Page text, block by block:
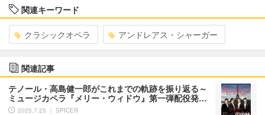
関連キーワード
クラシックオペラ アンドレアス・シャーガー
関連記事
テノール・高島健一郎がこれまでの軌跡を振り返る～
ミュージカペラ『メリー・ウィドウ』第一弾配役発…
2025.7.25 ｜ SPICER